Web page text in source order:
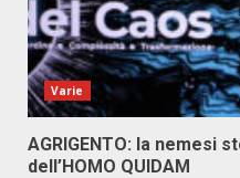
Varie
AGRIGENTO: la nemesi
dell’HOMO QUIDAM